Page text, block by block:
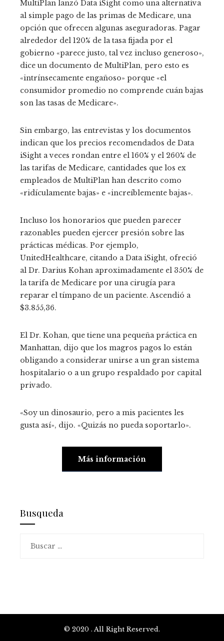
MultiPlan lanzó Data iSight como una alternativa
al simple pago de las primas de Medicare, una
opción que ofrecen algunas aseguradoras. Pagar
alrededor del 120% de la tasa fijada por el
gobierno «parece justo, tal vez incluso generoso»,
dice un documento de MultiPlan, pero esto es
«intrínsecamente engañoso» porque «el
consumidor promedio no comprende cuán bajas
son las tasas de Medicare».
Sin embargo, las entrevistas y los documentos
indican que los precios recomendados de Data
iSight a veces rondan entre el 160% y el 260% de
las tarifas de Medicare, cantidades que los ex
empleados de MultiPlan han descrito como
«ridículamente bajas» e «increíblemente bajas».
Incluso los honorarios que pueden parecer
razonables pueden ejercer presión sobre las
prácticas médicas. Por ejemplo,
UnitedHealthcare, citando a Data iSight, ofreció
al Dr. Darius Kohan aproximadamente el 350% de
la tarifa de Medicare por una cirugía para
reparar el tímpano de un paciente. Ascendió a
$3.855,36.
El Dr. Kohan, que tiene una pequeña práctica en
Manhattan, dijo que los magros pagos lo están
obligando a considerar unirse a un gran sistema
hospitalario o a un grupo respaldado por capital
privado.
«Soy un dinosaurio, pero a mis pacientes les
gusta así», dijo. «Quizás no pueda soportarlo».
Más información
Busqueda
© 2020 . All Right Reserved.